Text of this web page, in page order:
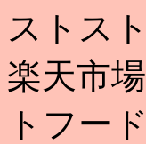
ストス
楽天市
トフー